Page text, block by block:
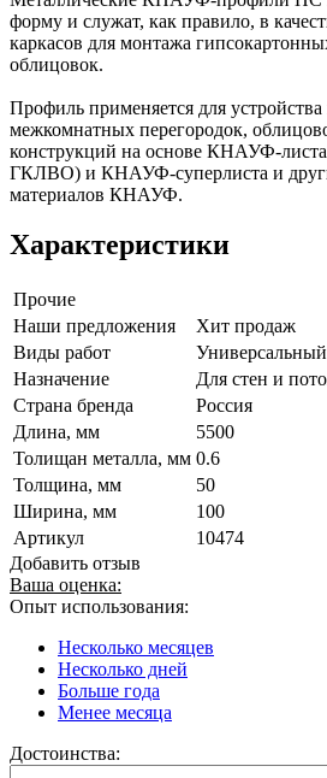
форму и служат, как правило, в
каркасов для монтажа
облицовок.
Профиль применяется для устройства
межкомнатных перегородок,
конструкций на основе КНАУФ-
ГКЛВО) и КНАУФ-суперлиста и
материалов КНАУФ.
Характеристики
Прочие
Наши предложения
Хит продаж
Виды работ
Универсальный
Назначение
Для стен и
Страна бренда
Россия
Длина, мм
5500
Толищан металла, мм 0.6
Толщина, мм
50
Ширина, мм
100
Артикул
10474
Добавить отзыв
Ваша оценка:
Опыт использования:
Несколько месяцев
Несколько дней
Больше года
Менее месяца
Достоинства: